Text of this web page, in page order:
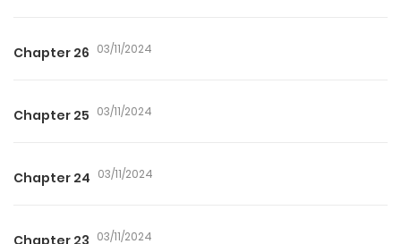
Chapter 26 03/11/2024
Chapter 25 03/11/2024
Chapter 24 03/11/2024
Chapter 23 03/11/2024